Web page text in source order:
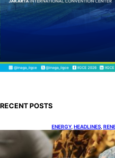
RECENT POSTS
ENERGY, HEADLINES
IESR:
Percepatan PLTS